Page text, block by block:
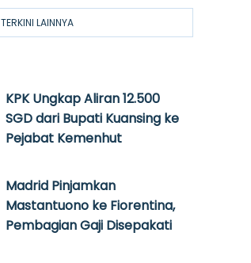
TERKINI LAINNYA
KPK Ungkap Aliran 12.500
SGD dari Bupati Kuansing ke
Pejabat Kemenhut
Madrid Pinjamkan
Mastantuono ke Fiorentina,
Pembagian Gaji Disepakati